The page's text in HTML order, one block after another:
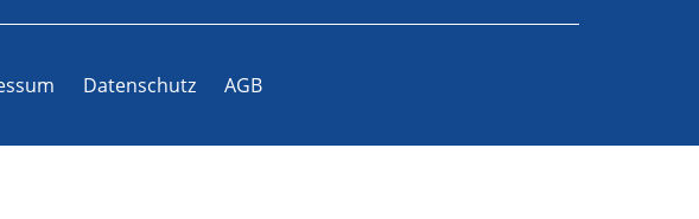
Datenschutz AGB